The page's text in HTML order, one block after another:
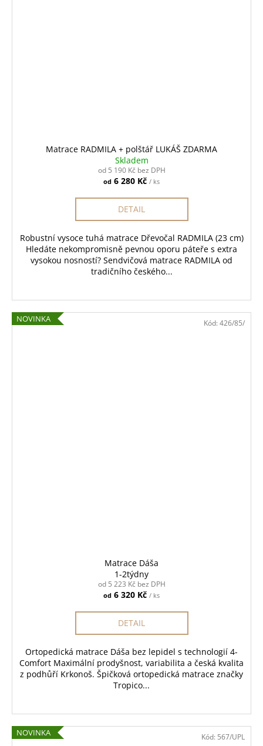
Matrace RADMILA + polštář LUKÁŠ ZDARMA
Skladem
od 5 190 Kč bez DPH
od 6 280 Kč / ks
DETAIL
Robustní vysoce tuhá matrace Dřevočal RADMILA (23 cm)
Hledáte nekompromisně pevnou oporu páteře s extra
vysokou nosností? Sendvičová matrace RADMILA od
tradičního českého...
NOVINKA
Matrace Dáša
1-2týdny
od 5 223 Kč bez DPH
od 6 320 Kč / ks
DETAIL
Ortopedická matrace Dáša bez lepidel s technologií 4-
Comfort Maximální prodyšnost, variabilita a česká kvalita
z podhůří Krkonoš. Špičková ortopedická matrace značky
Tropico...
Kód: 426/85/
NOVINKA Kód: 567/UPL